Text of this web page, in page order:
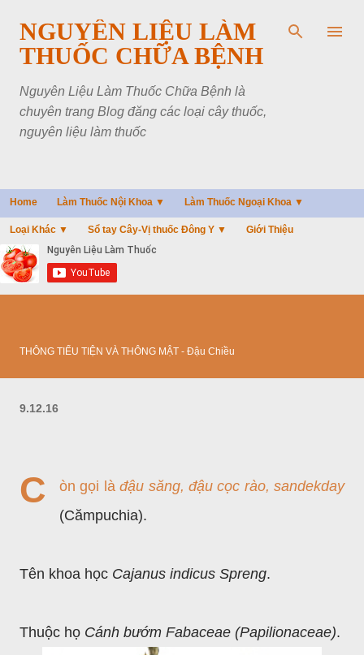
Chuyển đến nội dung chính
NGUYÊN LIỆU LÀM
THUỐC CHỮA BỆNH
Nguyên Liệu Làm Thuốc Chữa Bệnh là
chuyên trang Blog đăng các loại cây thuốc,
nguyên liệu làm thuốc
Home Làm Thuốc Nội Khoa ▼ Làm Thuốc Ngoại Khoa ▼
Loại Khác ▼ Sổ tay Cây-Vị thuốc Đông Y ▼ Giới Thiệu
THÔNG TIỂU TIỆN VÀ THÔNG MẬT - Đậu Chiều
9.12.16
C òn gọi làđậu săng, đậu cọc rào, sandekday
(Cămpuchia).
Tên khoa học Cajanus indicus Spreng.
Thuộc họ Cánh bướm Fabaceae (Papilionaceae).